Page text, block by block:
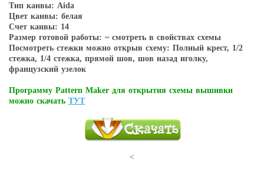
Тип канвы: Aida
Цвет канвы: белая
Счет канвы: 14
Размер готовой работы: ~ смотреть в свойствах схемы
Посмотреть стежки можно открыв схему: Полный крест, 1/2
стежка, 1/4 стежка, прямой шов, шов назад иголку,
французский узелок
Программу Pattern Maker для открытия схемы вышивки
можно скачать ТУТ
<